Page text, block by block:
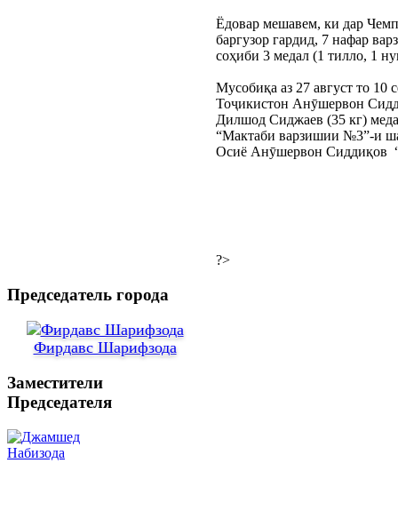
Ёдовар мешавем, ки дар
баргузор гардид, 7 нафар
соҳиби 3 медал (1 тилло, 1
Мусобиқа аз 27 август то
Тоҷикистон Анӯшервон
Дилшод Сиджаев (35 кг)
“Мактаби варзишии №3”-и
Осиё Анӯшервон Сиддиқов
?>
Председатель города
Фирдавс Шарифзода
Заместители
Председателя